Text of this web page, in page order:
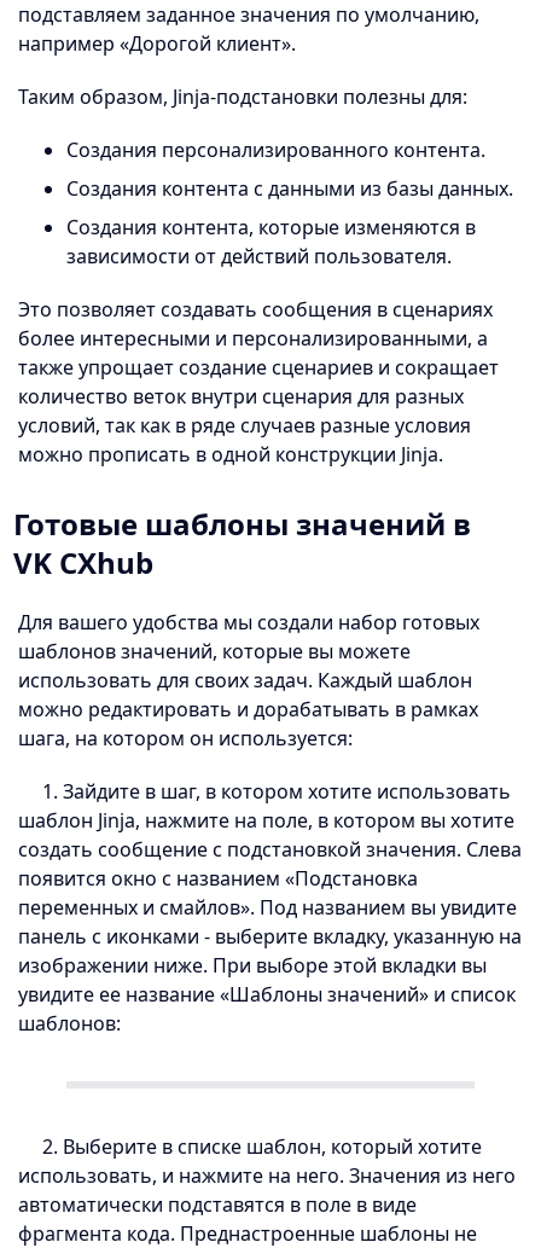
подставляем заданное значения по умолчанию,
например «Дорогой клиент».
Таким образом, Jinja-подстановки полезны для:
Создания персонализированного контента.
Создания контента с данными из базы данных.
Создания контента, которые изменяются в
зависимости от действий пользователя.
Это позволяет создавать сообщения в сценариях
более интересными и персонализированными, а
также упрощает создание сценариев и сокращает
количество веток внутри сценария для разных
условий, так как в ряде случаев разные условия
можно прописать в одной конструкции Jinja.
Готовые шаблоны значений в
VK CXhub
Для вашего удобства мы создали набор готовых
шаблонов значений, которые вы можете
использовать для своих задач. Каждый шаблон
можно редактировать и дорабатывать в рамках
шага, на котором он используется:
1. Зайдите в шаг, в котором хотите использовать
шаблон Jinja, нажмите на поле, в котором вы хотите
создать сообщение с подстановкой значения. Слева
появится окно с названием «Подстановка
переменных и смайлов». Под названием вы увидите
панель с иконками - выберите вкладку, указанную на
изображении ниже. При выборе этой вкладки вы
увидите ее название «Шаблоны значений» и список
шаблонов:
2. Выберите в списке шаблон, который хотите
использовать, и нажмите на него. Значения из него
автоматически подставятся в поле в виде
фрагмента кода. Преднастроенные шаблоны не